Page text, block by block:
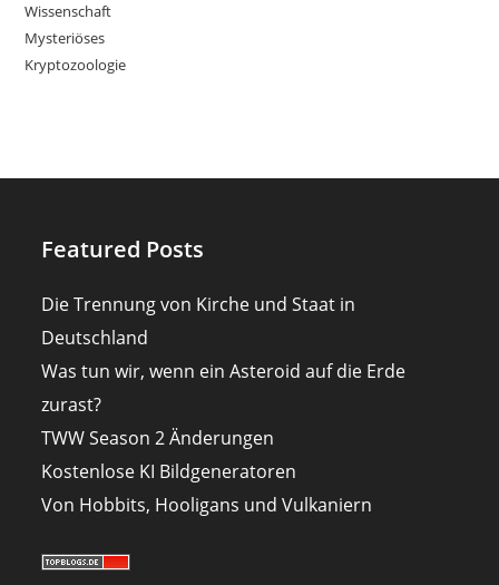
Wissenschaft
Mysteriöses
Kryptozoologie
Featured Posts
Die Trennung von Kirche und Staat in
Deutschland
Was tun wir, wenn ein Asteroid auf die Erde
zurast?
TWW Season 2 Änderungen
Kostenlose KI Bildgeneratoren
Von Hobbits, Hooligans und Vulkaniern